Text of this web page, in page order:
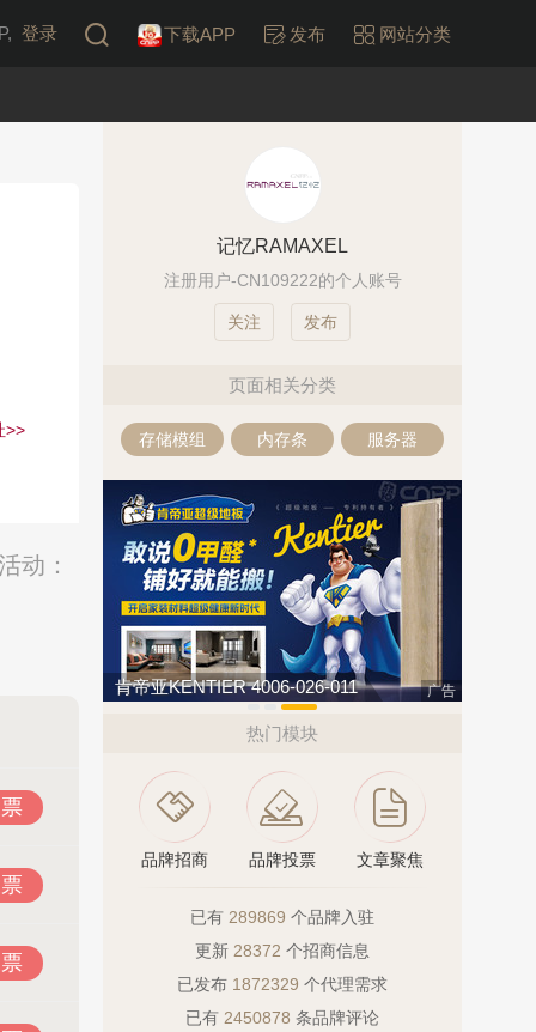
登录 下载APP 发布 网站分类
>>
动：
记忆RAMAXEL
注册用户-CN109222的个人账号
发布
页面相关分类
存储模组 内存条 服务器
民兴电缆 400-188-3331 广告
热门模块
品牌招商 品牌投票 文章聚焦
已有 289869 个品牌入驻
更新 28372 个招商信息
已发布 1872329 个代理需求
已有 2450878 条品牌评论